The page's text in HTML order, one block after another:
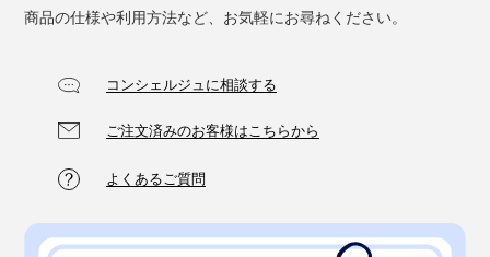
商品の仕様や利用方法など、お気軽にお尋ねください。
コンシェルジュに相談する
ご注文済みのお客様はこちらから
よくあるご質問